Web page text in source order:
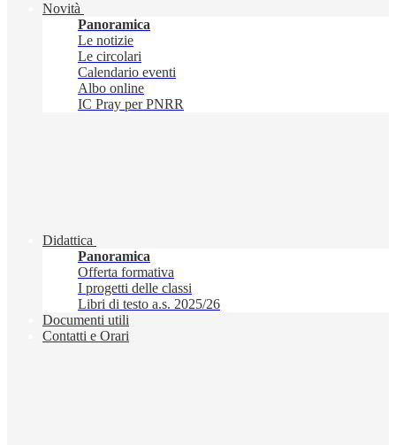
Novità
Panoramica
Le notizie
Le circolari
Calendario eventi
Albo online
IC Pray per PNRR
Didattica
Panoramica
Offerta formativa
I progetti delle classi
Libri di testo a.s. 2025/26
Documenti utili
Contatti e Orari